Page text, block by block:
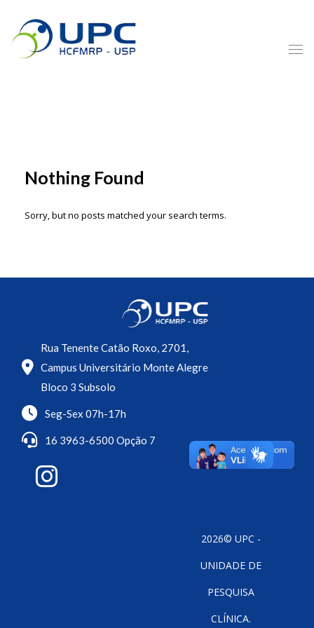
Nothing Found
Sorry, but no posts matched your search terms.
Rua Tenente Catão Roxo, 2701,
Campus Universitário Monte Alegre
Bloco 3 Subsolo
Seg-Sex 07h-17h
16 3963-6500 Opção 7
2026© UPC -
UNIDADE DE
PESQUISA
CLÍNICA.